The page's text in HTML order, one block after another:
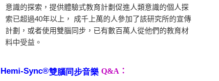
意識的探索，提供體驗式教育計劃促進人類意識的個人探
索已超過40年以上， 成千上萬的人參加了該研究所的宣傳
計劃，或者使用雙腦同步，已有數百萬人從他們的教育材
料中受益。
Hemi-Sync®雙腦同步音樂 Q&A：